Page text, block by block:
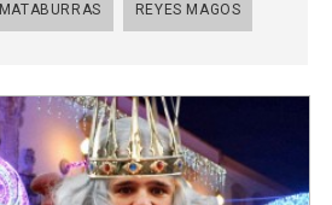
MATABURRAS REYES MAGOS